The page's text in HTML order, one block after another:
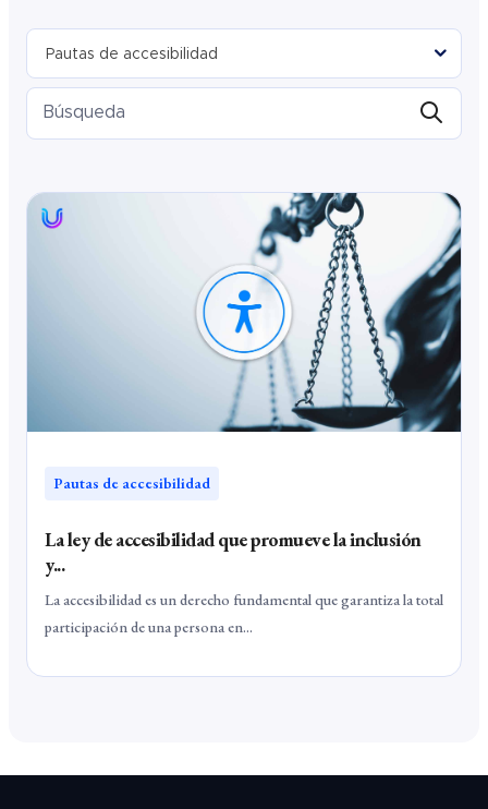
Filtrar las entradas del blog por categoría
Selecciona una categoría
Pautas de accesibilidad
Pautas de accesibilidad
La ley de accesibilidad que promueve la inclusión
y...
La accesibilidad es un derecho fundamental que garantiza la total
participación de una persona en...